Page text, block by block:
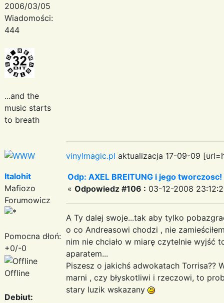
2006/03/05
Wiadomości:
444
...and the
music starts
to breath
vinylmagic.pl aktualizacja 17-09-09
Italohit
Mafiozo
Forumowicz
Pomocna dłoń:
+0/-0
Offline
Debiut:
Odp: AXEL BREITUNG i jego
« Odpowiedz #106 : 03-12-2008
A Ty dalej swoje...tak aby tylko
o co Andreasowi chodzi , nie
nim nie chciało w miarę czytelnie wyjść
aparatem...
Piszesz o jakichś adwokatach Torrisa??
marni , czy błyskotliwi i rzeczowi, to
stary luzik wskazany